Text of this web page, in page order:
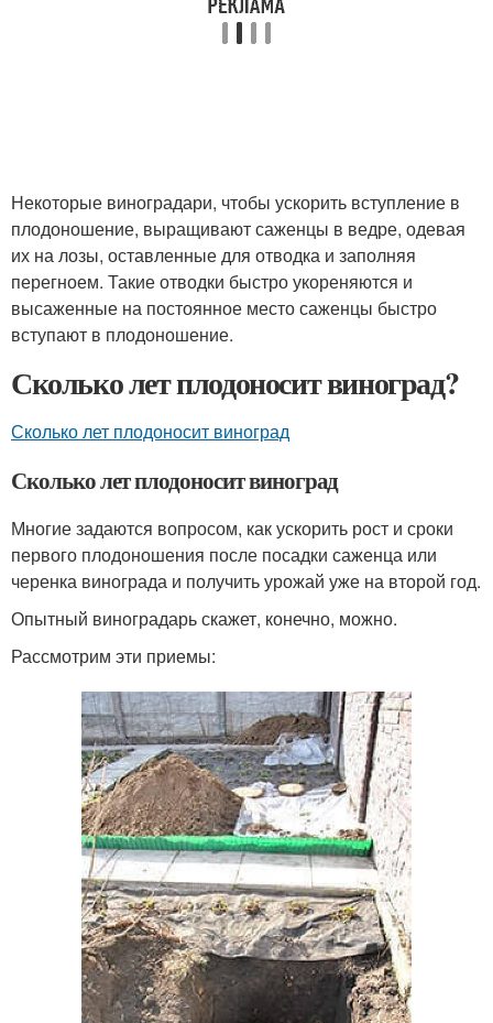
Некоторые виноградари, чтобы ускорить вступление в
плодоношение, выращивают саженцы в ведре, одевая
их на лозы, оставленные для отводка и заполняя
перегноем. Такие отводки быстро укореняются и
высаженные на постоянное место саженцы быстро
вступают в плодоношение.
Сколько лет плодоносит виноград?
Сколько лет плодоносит виноград
Сколько лет плодоносит виноград
Многие задаются вопросом, как ускорить рост и сроки
первого плодоношения после посадки саженца или
черенка винограда и получить урожай уже на второй год.
Опытный виноградарь скажет, конечно, можно.
Рассмотрим эти приемы: